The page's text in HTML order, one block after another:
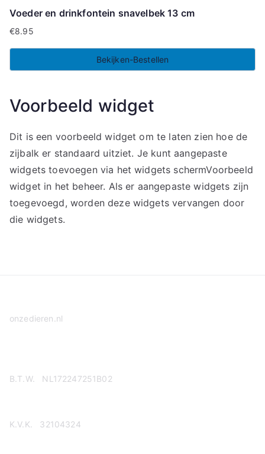
Voeder en drinkfontein snavelbek 13 cm
€8.95
Bekijken-Bestellen
Voorbeeld widget
Dit is een voorbeeld widget om te laten zien hoe de
zijbalk er standaard uitziet. Je kunt aangepaste
widgets toevoegen via het widgets schermVoorbeeld
widget in het beheer. Als er aangepaste widgets zijn
toegevoegd, worden deze widgets vervangen door
die widgets.
onzedieren.nl
B.T.W. NL172247251B02
K.V.K. 32104324